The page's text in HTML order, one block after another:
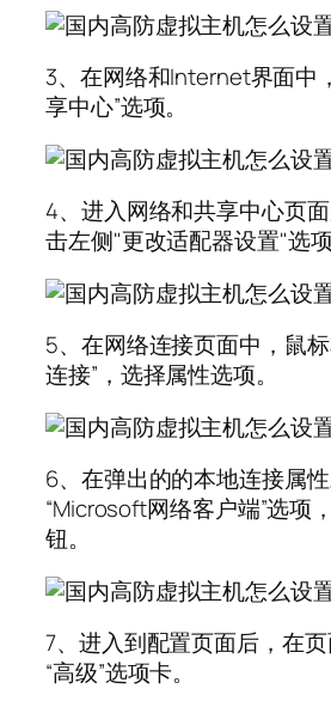
3、在网络和Internet界面中
享中心”选项。
4、进入网络和共享中心页
击左侧"更改适配器设置"选项
5、在网络连接页面中，鼠
连接”，选择属性选项。
6、在弹出的的本地连接属
“Microsoft网络客户端”选项
钮。
7、进入到配置页面后，在
“高级”选项卡。